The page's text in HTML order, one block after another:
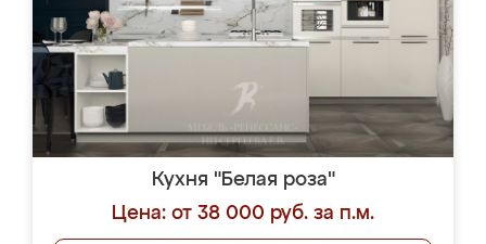
Кухня "Белая роза"
Цена: от 38 000 руб. за п.м.